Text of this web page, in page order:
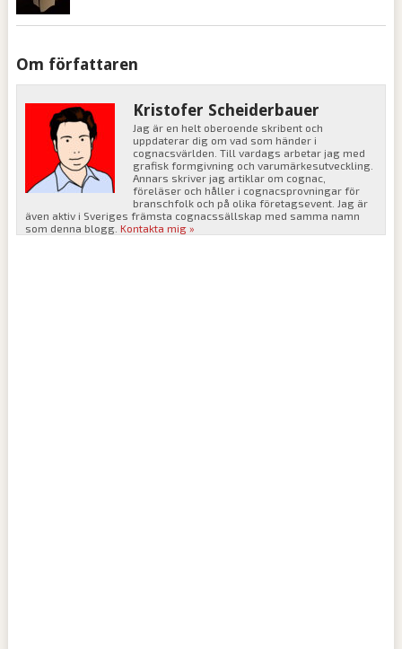
Om författaren
Kristofer Scheiderbauer
Jag är en helt oberoende skribent och
uppdaterar dig om vad som händer i
cognacsvärlden. Till vardags arbetar jag med
grafisk formgivning och varumärkesutveckling.
Annars skriver jag artiklar om cognac,
föreläser och håller i cognacsprovningar för
branschfolk och på olika företagsevent. Jag är
även aktiv i Sveriges främsta cognacssällskap med samma namn
som denna blogg.Kontakta mig »